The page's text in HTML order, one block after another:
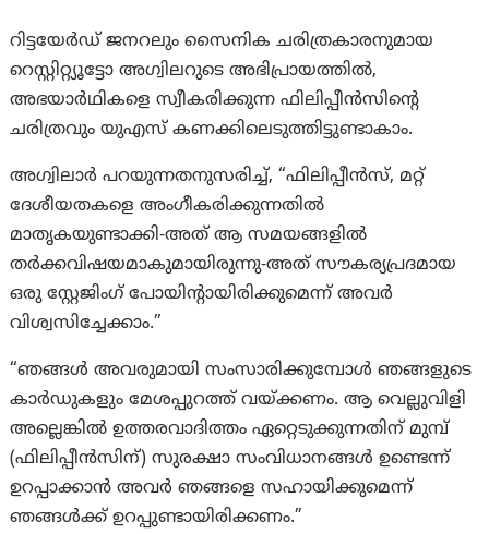
റിട്ടയേർഡ് ജനറലും സൈനിക ചരിത്രകാരനുമായ
റെസ്റ്റിറ്റ്യൂട്ടോ അഗ്വിലറുടെ അഭിപ്രായത്തിൽ,
അഭയാർഥികളെ സ്വീകരിക്കുന്ന ഫിലിപ്പീൻസിന്റെ
ചരിത്രവും യുഎസ് കണക്കിലെടുത്തിട്ടുണ്ടാകാം.
അഗ്വിലാർ പറയുന്നതനുസരിച്ച്, “ഫിലിപ്പീൻസ്, മറ്റ്
ദേശീയതകളെ അംഗീകരിക്കുന്നതിൽ
മാതൃകയുണ്ടാക്കി-അത് ആ സമയങ്ങളിൽ
തർക്കവിഷയമാകുമായിരുന്നു-അത് സൗകര്യപ്രദമായ
ഒരു സ്റ്റേജിംഗ് പോയിന്റായിരിക്കുമെന്ന് അവർ
വിശ്വസിച്ചേക്കാം.”
“ഞങ്ങൾ അവരുമായി സംസാരിക്കുമ്പോൾ ഞങ്ങളുടെ
കാർഡുകളും മേശപ്പുറത്ത് വയ്ക്കണം. ആ വെല്ലുവിളി
അല്ലെങ്കിൽ ഉത്തരവാദിത്തം ഏറ്റെടുക്കുന്നതിന് മുമ്പ്
(ഫിലിപ്പീൻസിന്) സുരക്ഷാ സംവിധാനങ്ങൾ ഉണ്ടെന്ന്
ഉറപ്പാക്കാൻ അവർ ഞങ്ങളെ സഹായിക്കുമെന്ന്
ഞങ്ങൾക്ക് ഉറപ്പുണ്ടായിരിക്കണം.”